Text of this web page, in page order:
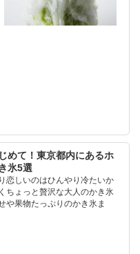
めて！東京都内にあるホ
氷5選
恋しいのはひんやり冷たいか
ちょっと贅沢な大人のかき氷
や果物たっぷりのかき氷ま